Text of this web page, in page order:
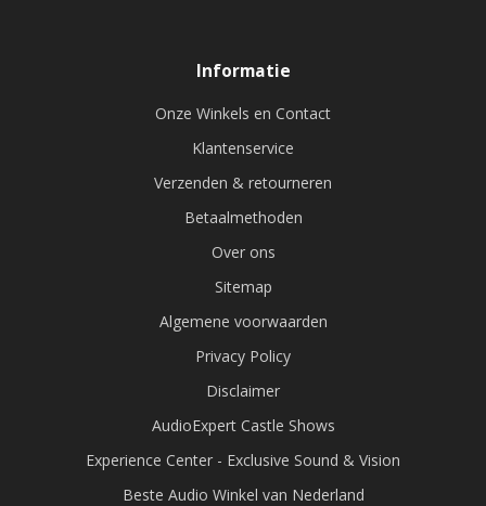
Informatie
Onze Winkels en Contact
Klantenservice
Verzenden & retourneren
Betaalmethoden
Over ons
Sitemap
Algemene voorwaarden
Privacy Policy
Disclaimer
AudioExpert Castle Shows
Experience Center - Exclusive Sound & Vision
Beste Audio Winkel van Nederland